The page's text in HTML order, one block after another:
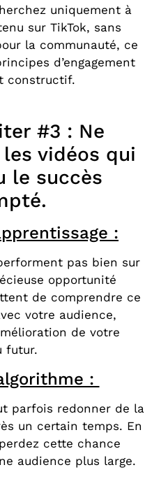
uniquement à
sur TikTok, sans
la communauté, ce
d’engagement
constructif.
#3 : Ne
vidéos qui
le succès
:
pas bien sur
opportunité
de comprendre ce
votre audience,
de votre
futur.
:
parfois redonner de la
un certain temps. En
cette chance
audience plus large.